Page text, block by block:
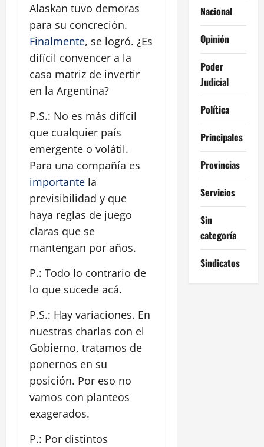
Alaskan tuvo demoras
para su concreción.
Finalmente, se logró. ¿Es
difícil convencer a la
casa matriz de invertir
en la Argentina?
P.S.: No es más difícil
que cualquier país
emergente o volátil.
Para una compañía es
importante la
previsibilidad y que
haya reglas de juego
claras que se
mantengan por años.
P.: Todo lo contrario de
lo que sucede acá.
P.S.: Hay variaciones. En
nuestras charlas con el
Gobierno, tratamos de
ponernos en su
posición. Por eso no
vamos con planteos
exagerados.
P.: Por distintos
Nacional
Opinión
Poder
Judicial
Política
Principales
Provincias
Servicios
Sin
categoría
Sindicatos